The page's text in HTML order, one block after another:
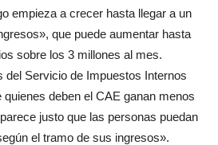
empieza a crecer hasta llegar a un
que puede aumentar hasta
sobre los 3 millones al mes.
del Servicio de Impuestos Internos
quienes deben el CAE ganan menos
justo que las personas puedan
el tramo de sus ingresos».